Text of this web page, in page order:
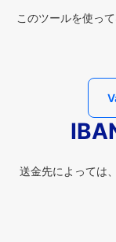
このツールを使っ
送金先によっては